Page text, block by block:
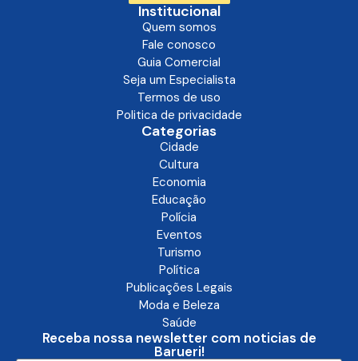
Institucional
Quem somos
Fale conosco
Guia Comercial
Seja um Especialista
Termos de uso
Politica de privacidade
Categorias
Cidade
Cultura
Economia
Educação
Polícia
Eventos
Turismo
Política
Publicações Legais
Moda e Beleza
Saúde
Receba nossa newsletter com noticias de
Barueri!